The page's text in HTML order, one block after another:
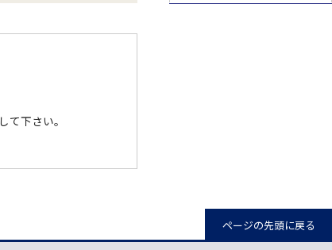
下さい。
ページの先頭に戻る